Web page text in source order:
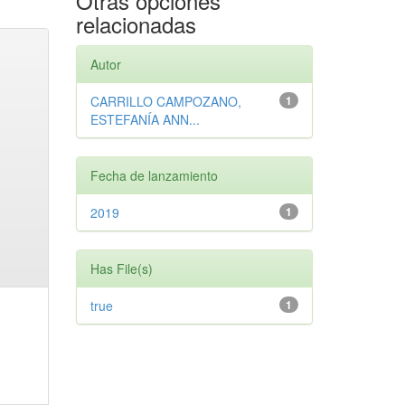
relacionadas
Autor
1
CARRILLO CAMPOZANO,
ESTEFANÍA ANN...
Fecha de lanzamiento
1
2019
Has File(s)
1
true